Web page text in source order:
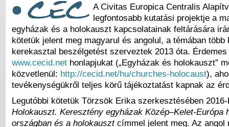
A Civitas Europica Centralis
legfontosabb kutatási projektje a
egyházak és a holokauszt kapcsolatainak feltárására
kötetük jelent meg magyarul és angolul, a témában több
kerekasztal beszélgetést szerveztek 2013 óta.
www.cecid.net honlapjukat („Egyházak és holokauszt”
közvetlenül: http://cecid.net/hu/churches-holocaust),
tevékenységükről teljes körű tájékoztatást kapnak az
Legutóbbi kötetük Törzsök Erika szerkesztésében
Holokauszt. Keresztény egyházak Közép–Kelet-Európa
országban és a holokauszt címmel jelent meg. Az angol